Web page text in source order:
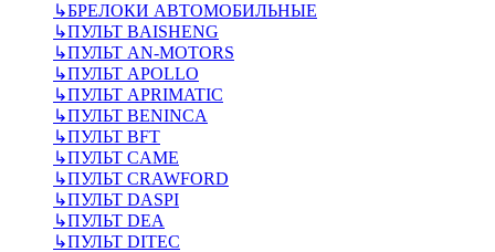
↳БРЕЛОКИ АВТОМОБИЛЬНЫЕ
↳ПУЛЬТ BAISHENG
↳ПУЛЬТ AN-MOTORS
↳ПУЛЬТ APOLLO
↳ПУЛЬТ APRIMATIC
↳ПУЛЬТ BENINCA
↳ПУЛЬТ BFT
↳ПУЛЬТ CAME
↳ПУЛЬТ CRAWFORD
↳ПУЛЬТ DASPI
↳ПУЛЬТ DEA
↳ПУЛЬТ DITEC